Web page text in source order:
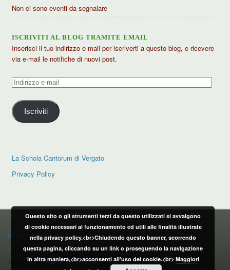
Non ci sono eventi da segnalare
ISCRIVITI AL BLOG TRAMITE EMAIL
Inserisci il tuo indirizzo e-mail per iscriverti a questo blog, e ricevere
via e-mail le notifiche di nuovi post.
Indirizzo
mail
Iscriviti
La Schola Cantorum di Vergato
Privacy Policy
PRIVACY POLICY
privacy policy
CONTATTI:
Email:info@vergatonews24.it
Questo sito o gli strumenti terzi da questo utilizzati si avvalgono
di cookie necessari al funzionamento ed utili alle finalità illustrate
nella privacy policy.<br>Chiudendo questo banner, scorrendo
questa pagina, cliccando su un link o proseguendo la navigazione
in altra maniera,<br>acconsenti all'uso dei cookie.<br> Maggiori